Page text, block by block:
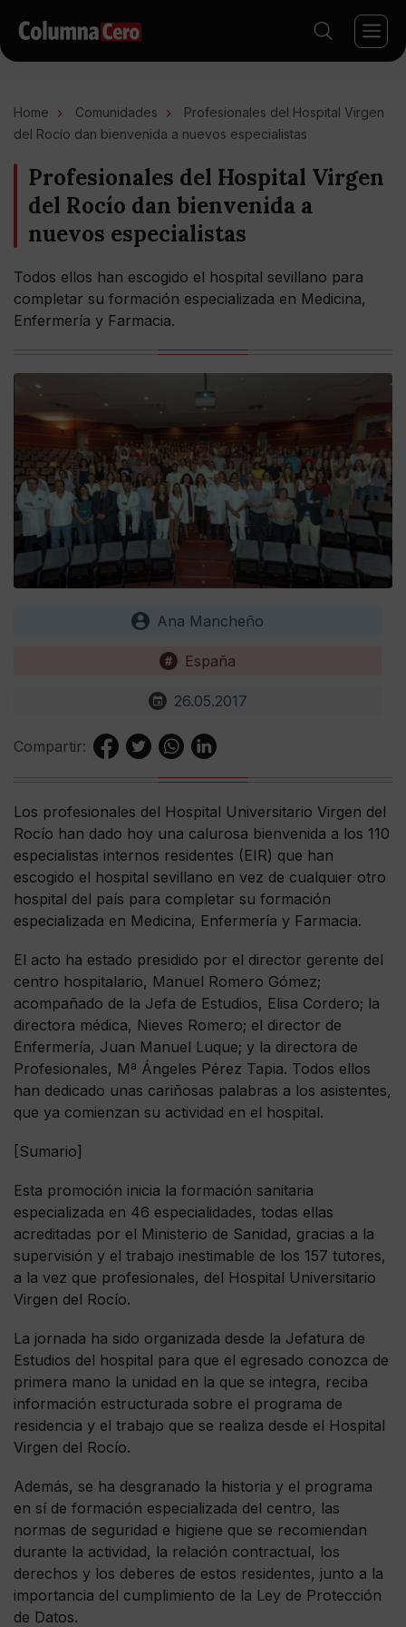
Home Comunidades
Profesionales del Hospital Virgen
del Rocío dan bienvenida a nuevos especialistas
Profesionales del Hospital Virgen
del Rocío dan bienvenida a
nuevos especialistas
Todos ellos han escogido el hospital sevillano para
completar su formación especializada en Medicina,
Enfermería y Farmacia.
Ana Mancheño
España
26.05.2017
Compartir:
Los profesionales del Hospital Universitario Virgen del
Rocío han dado hoy una calurosa bienvenida a los 110
especialistas internos residentes (EIR) que han
escogido el hospital sevillano en vez de cualquier otro
hospital del país para completar su formación
especializada en Medicina, Enfermería y Farmacia.
El acto ha estado presidido por el director gerente del
centro hospitalario, Manuel Romero Gómez;
acompañado de la Jefa de Estudios, Elisa Cordero; la
directora médica, Nieves Romero; el director de
Enfermería, Juan Manuel Luque; y la directora de
Profesionales, Mª Ángeles Pérez Tapia. Todos ellos
han dedicado unas cariñosas palabras a los asistentes,
que ya comienzan su actividad en el hospital.
[Sumario]
Esta promoción inicia la formación sanitaria
especializada en 46 especialidades, todas ellas
acreditadas por el Ministerio de Sanidad, gracias a la
supervisión y el trabajo inestimable de los 157 tutores,
a la vez que profesionales, del Hospital Universitario
Virgen del Rocío.
La jornada ha sido organizada desde la Jefatura de
Estudios del hospital para que el egresado conozca de
primera mano la unidad en la que se integra, reciba
información estructurada sobre el programa de
residencia y el trabajo que se realiza desde el Hospital
Virgen del Rocío.
Además, se ha desgranado la historia y el programa
en sí de formación especializada del centro, las
normas de seguridad e higiene que se recomiendan
durante la actividad, la relación contractual, los
derechos y los deberes de estos residentes, junto a la
importancia del cumplimiento de la Ley de Protección
de Datos.